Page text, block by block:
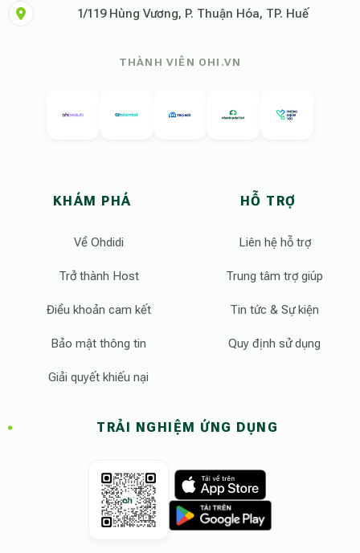
1/119 Hùng Vương, P. Thuận Hóa, TP. Huế
THÀNH VIÊN OHI.VN
KHÁM PHÁ
Về Ohdidi
Trở thành Host
Điều khoản cam kết
Bảo mật thông tin
Giải quyết khiếu nại
HỖ TRỢ
Liên hệ hỗ trợ
Trung tâm trợ giúp
Tin tức & Sự kiện
Quy định sử dụng
TRẢI NGHIỆM ỨNG DỤNG